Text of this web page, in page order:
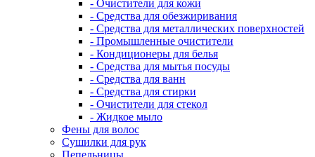
- Очистители для кожи
- Средства для обезжиривания
- Средства для металлических поверхностей
- Промышленные очистители
- Кондиционеры для белья
- Средства для мытья посуды
- Средства для ванн
- Средства для стирки
- Очистители для стекол
- Жидкое мыло
Фены для волос
Сушилки для рук
Пепельницы